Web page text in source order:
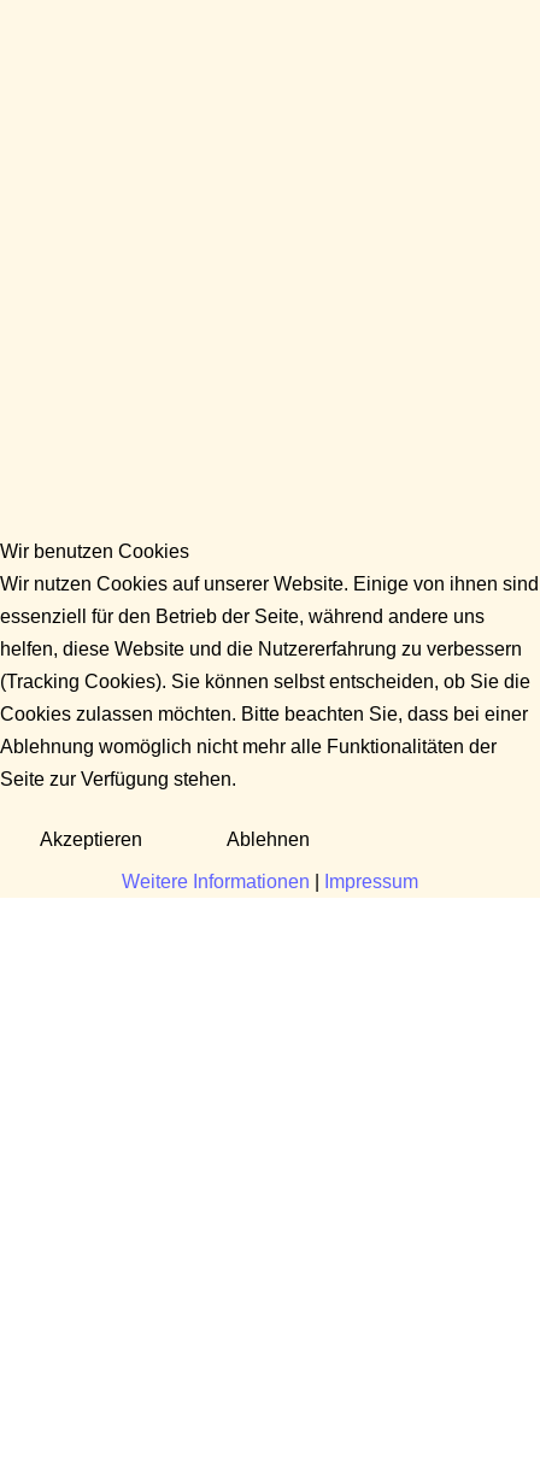
Wir benutzen Cookies
Wir nutzen Cookies auf unserer Website. Einige von ihnen sind
essenziell für den Betrieb der Seite, während andere uns
helfen, diese Website und die Nutzererfahrung zu verbessern
(Tracking Cookies). Sie können selbst entscheiden, ob Sie die
Cookies zulassen möchten. Bitte beachten Sie, dass bei einer
Ablehnung womöglich nicht mehr alle Funktionalitäten der
Seite zur Verfügung stehen.
Akzeptieren Ablehnen
Weitere Informationen Impressum